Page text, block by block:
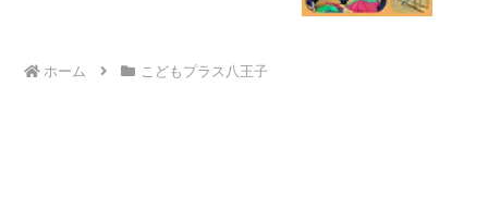
ホーム こどもプラス八王子